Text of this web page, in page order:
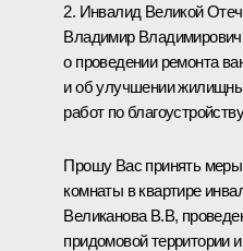
2. Инвалид Великой
Владимир Владимирович
о проведении ремонта
и об улучшении
работ по
Прошу Вас принять
комнаты в квартире
Великанова В.В,
придомовой территории